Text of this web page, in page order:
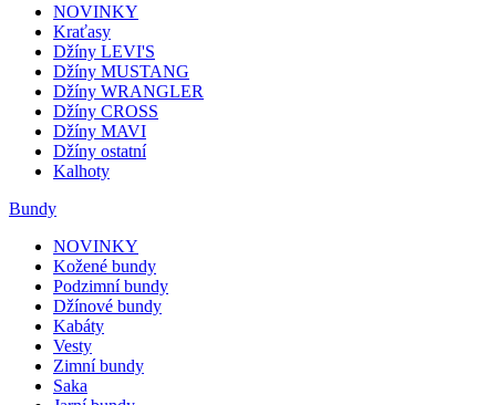
NOVINKY
Kraťasy
Džíny LEVI'S
Džíny MUSTANG
Džíny WRANGLER
Džíny CROSS
Džíny MAVI
Džíny ostatní
Kalhoty
Bundy
NOVINKY
Kožené bundy
Podzimní bundy
Džínové bundy
Kabáty
Vesty
Zimní bundy
Saka